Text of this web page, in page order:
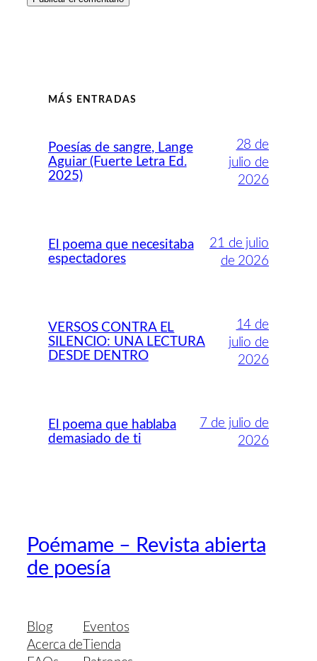
MÁS ENTRADAS
Poesías de sangre, Lange
Aguiar (Fuerte Letra Ed.
2025)
28 de
julio de
2026
El poema que necesitaba
espectadores
21 de julio
de 2026
VERSOS CONTRA EL
SILENCIO: UNA LECTURA
DESDE DENTRO
14 de
julio de
2026
El poema que hablaba
demasiado de ti
7 de julio de
2026
Poémame – Revista abierta
de poesía
Blog
Acerca de
Eventos
Tienda